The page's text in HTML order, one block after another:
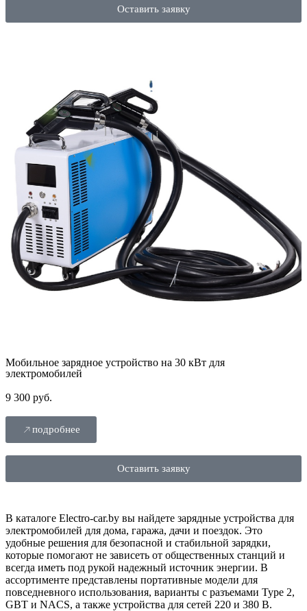
Оставить заявку
Мобильное зарядное устройство на 30 кВт для
электромобилей
9 300 руб.
подробнее
Оставить заявку
В каталоге Electro-car.by вы найдете зарядные устройства для
электромобилей для дома, гаража, дачи и поездок. Это
удобные решения для безопасной и стабильной зарядки,
которые помогают не зависеть от общественных станций и
всегда иметь под рукой надежный источник энергии. В
ассортименте представлены портативные модели для
повседневного использования, варианты с разъемами Type 2,
GBT и NACS, а также устройства для сетей 220 и 380 В.